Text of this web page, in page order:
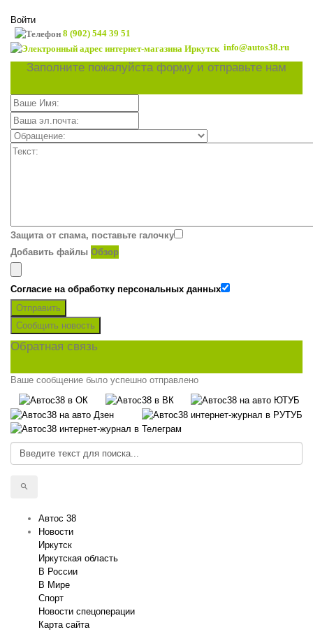
Войти
8 (902) 544 39 51
info@autos38.ru
Заполните пожалуйста форму и отправьте нам
Защита от спама, поставьте галочку
Добавить файлы Обзор
Согласие на обработку персональных данных
Отправить
Сообщить новость
Обратная связь
Ваше сообщение было успешно отправлено
Автос 38
Новости
Иркутск
Иркутская область
В России
В Мире
Спорт
Новости спецоперации
Карта сайта